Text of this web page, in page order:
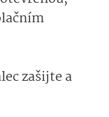
zašijte a